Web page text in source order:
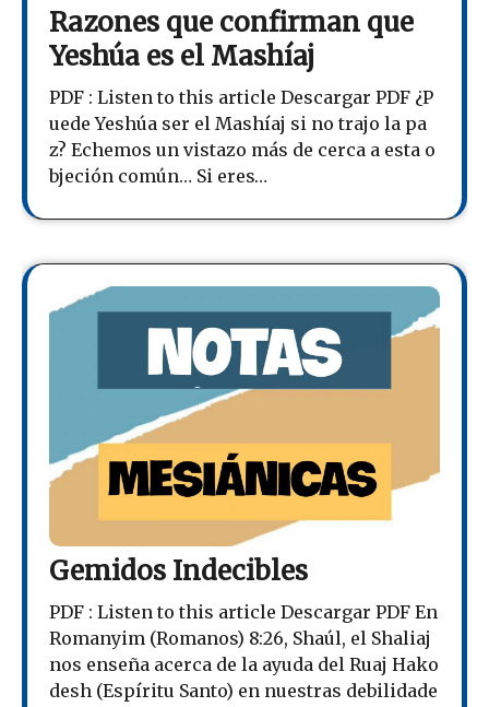
Razones que confirman que
Yeshúa es el Mashíaj
PDF : Listen to this article Descargar PDF ¿P
uede Yeshúa ser el Mashíaj si no trajo la pa
z? Echemos un vistazo más de cerca a esta o
bjeción común… Si eres…
Gemidos Indecibles
PDF : Listen to this article Descargar PDF En
Romanyim (Romanos) 8:26, Shaúl, el Shaliaj
nos enseña acerca de la ayuda del Ruaj Hako
desh (Espíritu Santo) en nuestras debilidade